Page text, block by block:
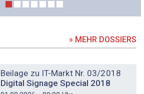
» MEHR DOSSIERS
Beilage zu IT-Markt Nr. 03/2018
Digital Signage Special 2018